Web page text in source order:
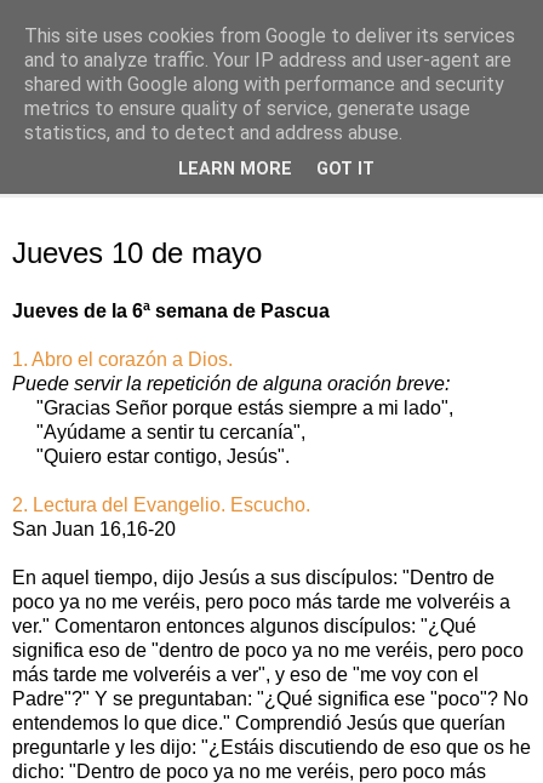
Oración personal
con el Evangelio de cada día
Jueves 10 de mayo
Jueves de la 6ª semana de Pascua
1. Abro el corazón a Dios.
Puede servir la repetición de alguna oración breve:
"Gracias Señor porque estás siempre a mi lado",
"Ayúdame a sentir tu cercanía",
"Quiero estar contigo, Jesús".
2. Lectura del Evangelio. Escucho.
San Juan 16,16-20
En aquel tiempo, dijo Jesús a sus discípulos: "Dentro de
poco ya no me veréis, pero poco más tarde me volveréis a
ver." Comentaron entonces algunos discípulos: "¿Qué
significa eso de "dentro de poco ya no me veréis, pero poco
más tarde me volveréis a ver", y eso de "me voy con el
Padre"?" Y se preguntaban: "¿Qué significa ese "poco"? No
entendemos lo que dice." Comprendió Jesús que querían
preguntarle y les dijo: "¿Estáis discutiendo de eso que os he
dicho: "Dentro de poco ya no me veréis, pero poco más
This site uses cookies from Google to deliver its services
and to analyze traffic. Your IP address and user-agent are
shared with Google along with performance and security
metrics to ensure quality of service, generate usage
statistics, and to detect and address abuse.
LEARN MORE GOT IT